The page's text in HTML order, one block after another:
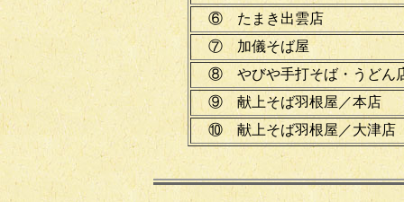
⑥ たまき出雲店
⑦ 加儀そば屋
⑧ やびや手打そば・うどん
⑨ 献上そば羽根屋／本店
⑩ 献上そば羽根屋／大津店